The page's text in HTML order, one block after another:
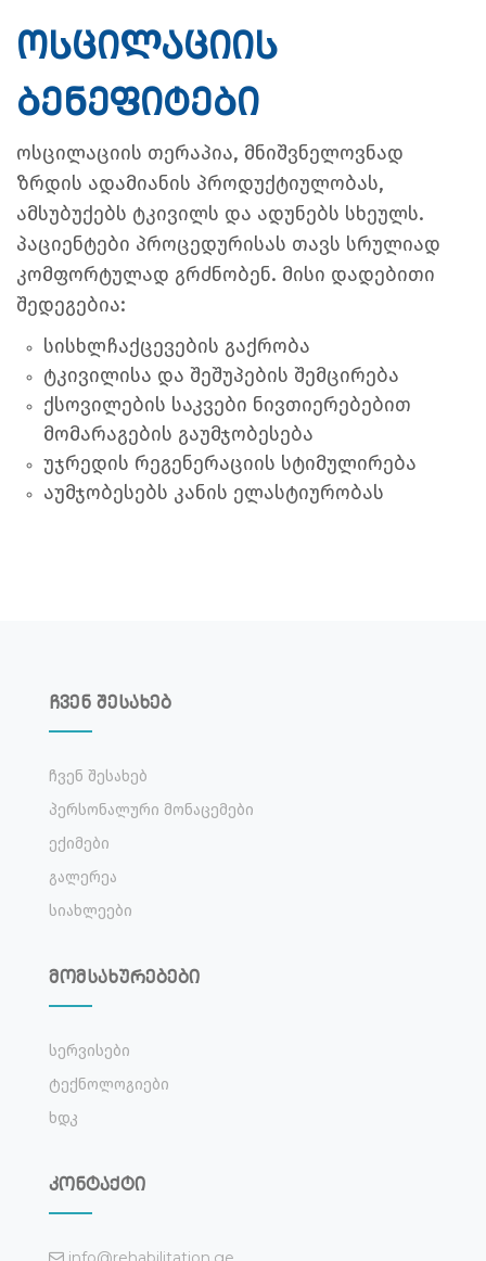
ოსცილაციის
ბენეფიტები
ოსცილაციის თერაპია, მნიშვნელოვნად
ზრდის ადამიანის პროდუქტიულობას,
ამსუბუქებს ტკივილს და ადუნებს სხეულს.
პაციენტები პროცედურისას თავს სრულიად
კომფორტულად გრძნობენ. მისი დადებითი
შედეგებია:
სისხლჩაქცევების გაქრობა
ტკივილისა და შეშუპების შემცირება
ქსოვილების საკვები ნივთიერებებით
მომარაგების გაუმჯობესება
უჯრედის რეგენერაციის სტიმულირება
აუმჯობესებს კანის ელასტიურობას
ჩვენ შესახებ
Ჩვენ Შესახებ
Პერსონალური Მონაცემები
Ექიმები
Გალერეა
Სიახლეები
მომსახურებები
Სერვისები
Ტექნოლოგიები
Ხდკ
კონტაქტი